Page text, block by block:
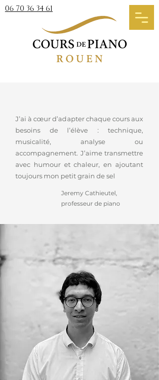
06 70 36 34 61
J’ai à cœur d’adapter chaque cours aux
besoins de l’élève : technique,
musicalité, analyse ou
accompagnement. J’aime transmettre
avec humour et chaleur, en ajoutant
toujours mon petit grain de sel
Jeremy Cathieutel,
professeur de piano